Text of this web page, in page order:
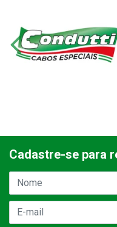
Cadastre-se para